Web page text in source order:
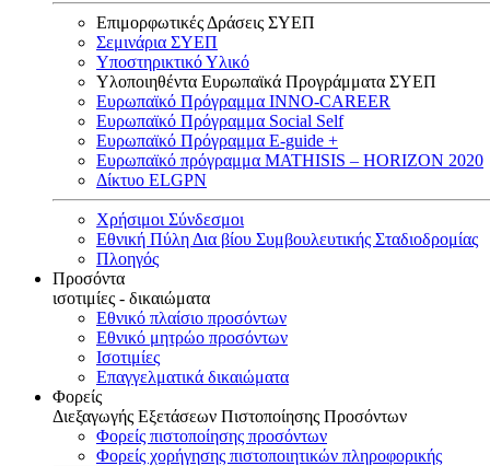
Επιμορφωτικές Δράσεις ΣΥΕΠ
Σεμινάρια ΣΥΕΠ
Υποστηρικτικό Υλικό
Υλοποιηθέντα Ευρωπαϊκά Προγράμματα ΣΥΕΠ
Ευρωπαϊκό Πρόγραμμα INNO-CAREER
Ευρωπαϊκό Πρόγραμμα Social Self
Ευρωπαϊκό Πρόγραμμα E-guide +
Ευρωπαϊκό πρόγραμμα MATHISIS – HORIZON 2020
Δίκτυο ELGPN
Χρήσιμοι Σύνδεσμοι
Εθνική Πύλη Δια βίου Συμβουλευτικής Σταδιοδρομίας
Πλοηγός
Προσόντα
ισοτιμίες - δικαιώματα
Εθνικό πλαίσιο προσόντων
Εθνικό μητρώο προσόντων
Ισοτιμίες
Επαγγελματικά δικαιώματα
Φορείς
Διεξαγωγής Εξετάσεων Πιστοποίησης Προσόντων
Φορείς πιστοποίησης προσόντων
Φορείς χορήγησης πιστοποιητικών πληροφορικής